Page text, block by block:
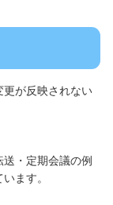
更が反映されない
・定期会議の例
ます。